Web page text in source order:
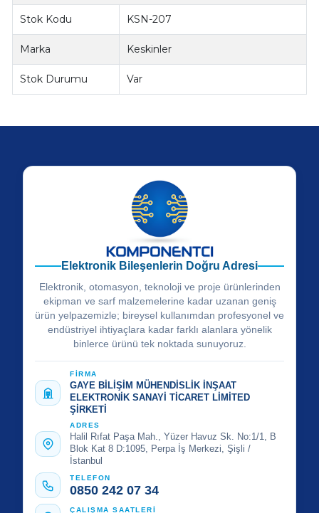
Stok Kodu KSN-207
Marka Keskinler
Stok Durumu Var
Elektronik Bileşenlerin Doğru Adresi
Elektronik, otomasyon, teknoloji ve proje ürünlerinden
ekipman ve sarf malzemelerine kadar uzanan geniş
ürün yelpazemizle; bireysel kullanımdan profesyonel ve
endüstriyel ihtiyaçlara kadar farklı alanlara yönelik
binlerce ürünü tek noktada sunuyoruz.
FİRMA
GAYE BİLİŞİM MÜHENDİSLİK İNŞAAT
ELEKTRONİK SANAYİ TİCARET LİMİTED
ŞİRKETİ
ADRES
Halil Rıfat Paşa Mah., Yüzer Havuz Sk. No:1/1, B
Blok Kat 8 D:1095, Perpa İş Merkezi, Şişli /
İstanbul
TELEFON
0850 242 07 34
ÇALIŞMA SAATLERİ